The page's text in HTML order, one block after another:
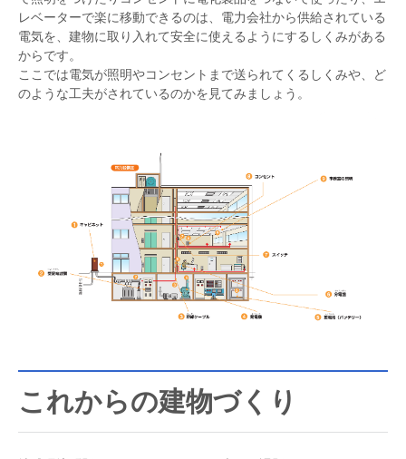
レベーターで楽に移動できるのは、電力会社から供給されている
電気を、建物に取り入れて安全に使えるようにするしくみがある
からです。
ここでは電気が照明やコンセントまで送られてくるしくみや、ど
のような工夫がされているのかを見てみましょう。
これからの建物づくり